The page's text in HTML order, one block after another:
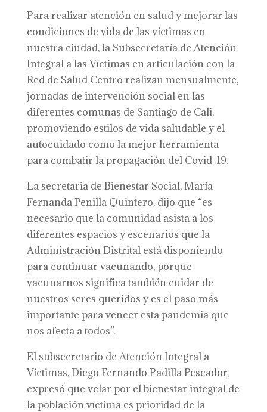
Para realizar atención en salud y mejorar las
condiciones de vida de las víctimas en
nuestra ciudad, la Subsecretaría de Atención
Integral a las Víctimas en articulación con la
Red de Salud Centro realizan mensualmente,
jornadas de intervención social en las
diferentes comunas de Santiago de Cali,
promoviendo estilos de vida saludable y el
autocuidado como la mejor herramienta
para combatir la propagación del Covid-19.
La secretaria de Bienestar Social, María
Fernanda Penilla Quintero, dijo que “es
necesario que la comunidad asista a los
diferentes espacios y escenarios que la
Administración Distrital está disponiendo
para continuar vacunando, porque
vacunarnos significa también cuidar de
nuestros seres queridos y es el paso más
importante para vencer esta pandemia que
nos afecta a todos”.
El subsecretario de Atención Integral a
Víctimas, Diego Fernando Padilla Pescador,
expresó que velar por el bienestar integral de
la población víctima es prioridad de la